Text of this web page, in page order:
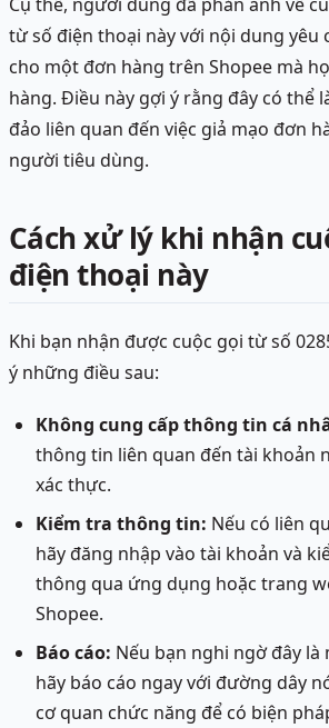
từ số điện thoại này với nội dung yêu
cho một đơn hàng trên Shopee mà
hàng. Điều này gợi ý rằng đây có thể
đảo liên quan đến việc giả mạo đơn
người tiêu dùng.
Cách xử lý khi nhận
điện thoại này
Khi bạn nhận được cuộc gọi từ số
ý những điều sau:
Không cung cấp thông tin cá
thông tin liên quan đến tài khoản
xác thực.
Kiểm tra thông tin: Nếu có liên
hãy đăng nhập vào tài khoản và
thông qua ứng dụng hoặc trang
Shopee.
Báo cáo: Nếu bạn nghi ngờ đây là
hãy báo cáo ngay với đường dây
cơ quan chức năng để có biện